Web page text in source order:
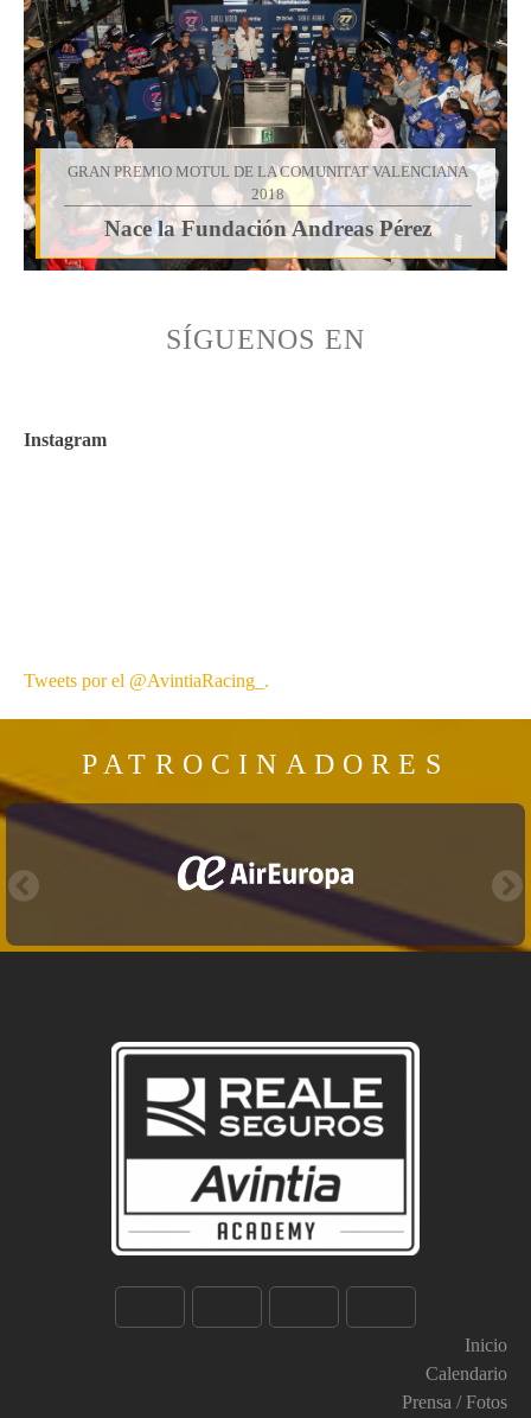
GRAN PREMIO MOTUL DE LA COMUNITAT VALENCIANA
2018
Nace la Fundación Andreas Pérez
SÍGUENOS EN
Instagram
Tweets por el @AvintiaRacing_.
PATROCINADORES
Inicio
Calendario
Prensa / Fotos